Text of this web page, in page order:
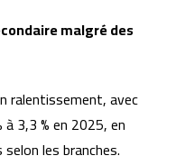
malgré des
ralentissement, avec
3,3 % en 2025, en
les branches.